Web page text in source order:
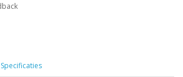
Specificaties